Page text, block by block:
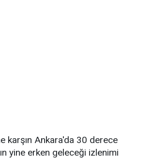
karşın Ankara'da 30 derece
yine erken geleceği izlenimi